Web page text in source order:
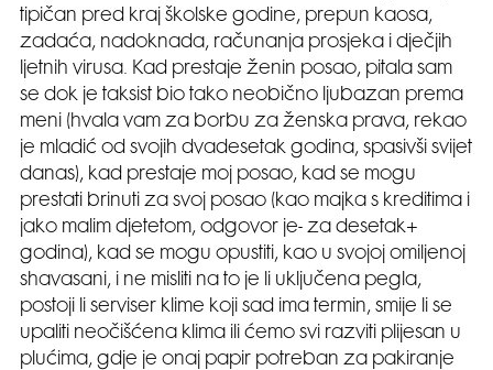
tipičan pred kraj školske godine, prepun kaosa,
zadaća, nadoknada, računanja prosjeka i dječjih
ljetnih virusa. Kad prestaje ženin posao, pitala sam
se dok je taksist bio tako neobično ljubazan prema
meni (hvala vam za borbu za ženska prava, rekao
je mladić od svojih dvadesetak godina, spasivši svijet
danas), kad prestaje moj posao, kad se mogu
prestati brinuti za svoj posao (kao majka s kreditima i
jako malim djetetom, odgovor je- za desetak+
godina), kad se mogu opustiti, kao u svojoj omiljenoj
shavasani, i ne misliti na to je li uključena pegla,
postoji li serviser klime koji sad ima termin, smije li se
upaliti neočišćena klima ili ćemo svi razviti plijesan u
plućima, gdje je onaj papir potreban za pakiranje